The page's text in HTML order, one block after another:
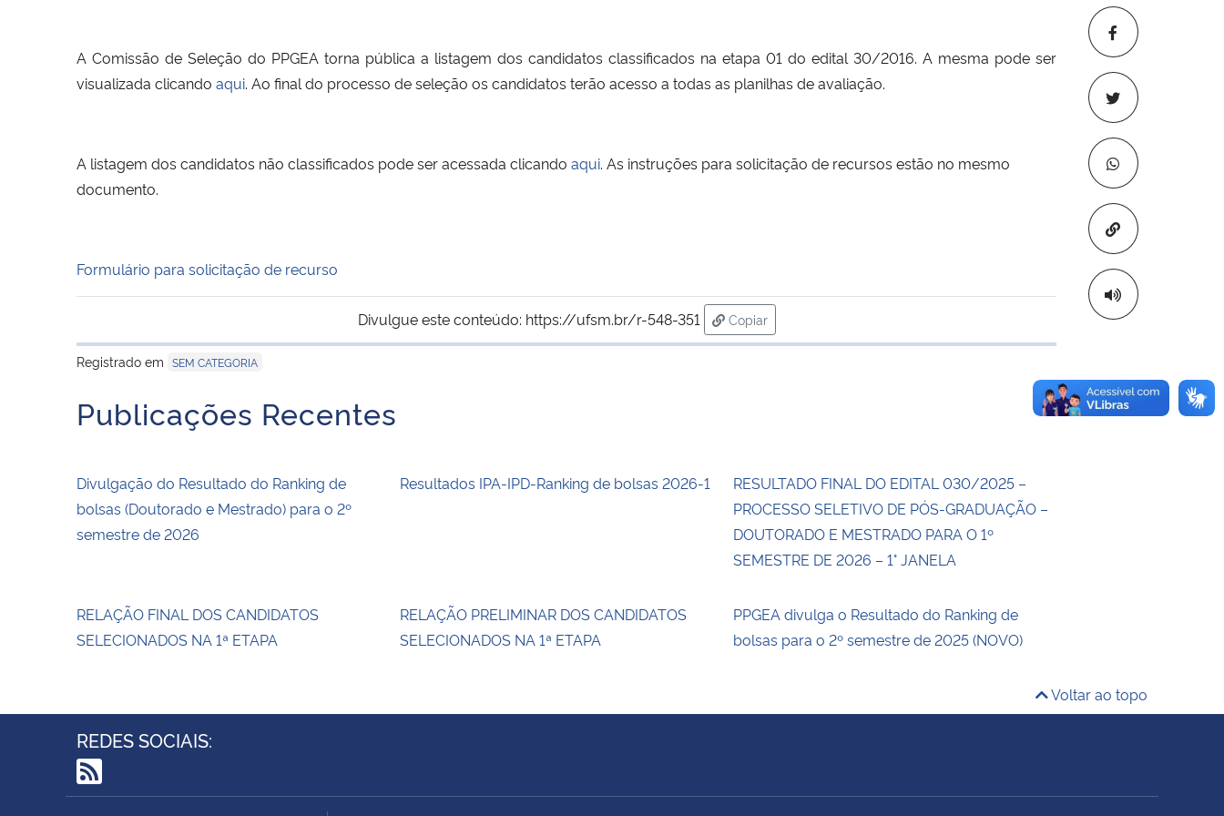
Copiar para
A Comissão de Seleção do PPGEA torna pública a listagem dos candidatos classificados na etapa 01 do edital 30/2016. A mesma pode ser
visualizada clicando aqui. Ao final do processo de seleção os candidatos terão acesso a todas as planilhas de avaliação.
A listagem dos candidatos não classificados pode ser acessada clicando aqui. As instruções para solicitação de recursos estão no mesmo
documento.
Formulário para solicitação de recurso
Divulgue este conteúdo: https://ufsm.br/r-548-351
Copiar
para área de transferência
Registrado em SEM CATEGORIA
Publicações Recentes
Divulgação do Resultado do Ranking de
bolsas (Doutorado e Mestrado) para o 2º
semestre de 2026
Resultados IPA-IPD-Ranking de bolsas 2026-1
RESULTADO FINAL DO EDITAL 030/2025 –
PROCESSO SELETIVO DE PÓS-GRADUAÇÃO –
DOUTORADO E MESTRADO PARA O 1º
SEMESTRE DE 2026 – 1° JANELA
RELAÇÃO FINAL DOS CANDIDATOS
SELECIONADOS NA 1ª ETAPA
RELAÇÃO PRELIMINAR DOS CANDIDATOS
SELECIONADOS NA 1ª ETAPA
PPGEA divulga o Resultado do Ranking de
bolsas para o 2º semestre de 2025 (NOVO)
Voltar ao topo
REDES SOCIAIS:
RSS